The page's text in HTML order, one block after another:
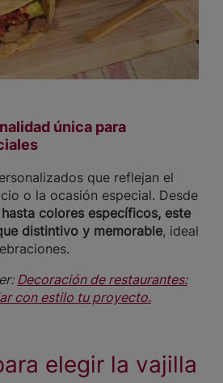
única para
que reflejan el
o la ocasión especial. Desde
colores específicos, este
distintivo y memorable, ideal
Decoración de restaurantes:
con estilo tu proyecto.
elegir la vajilla